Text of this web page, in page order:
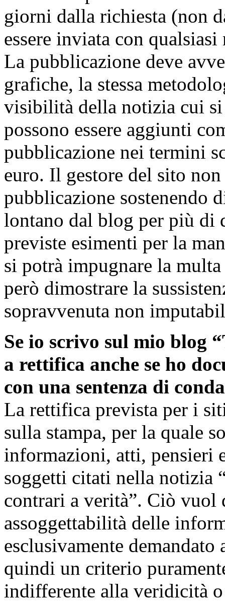
giorni dalla richiesta (non
essere inviata con
La pubblicazione deve
grafiche, la stessa
visibilità della notizia cui si
possono essere aggiunti
pubblicazione nei termini
euro. Il gestore del sito
pubblicazione sostenendo
lontano dal blog per più di
previste esimenti per la
si potrà impugnare la
però dimostrare la
sopravvenuta non
Se io scrivo sul mio blog
a rettifica anche se ho
con una sentenza di
La rettifica prevista per i
sulla stampa, per la quale
informazioni, atti, pensieri
soggetti citati nella notizia
contrari a verità”. Ciò
assoggettabilità delle
esclusivamente
quindi un criterio
indifferente alla veridicità